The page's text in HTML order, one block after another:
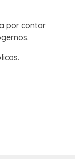
por contar